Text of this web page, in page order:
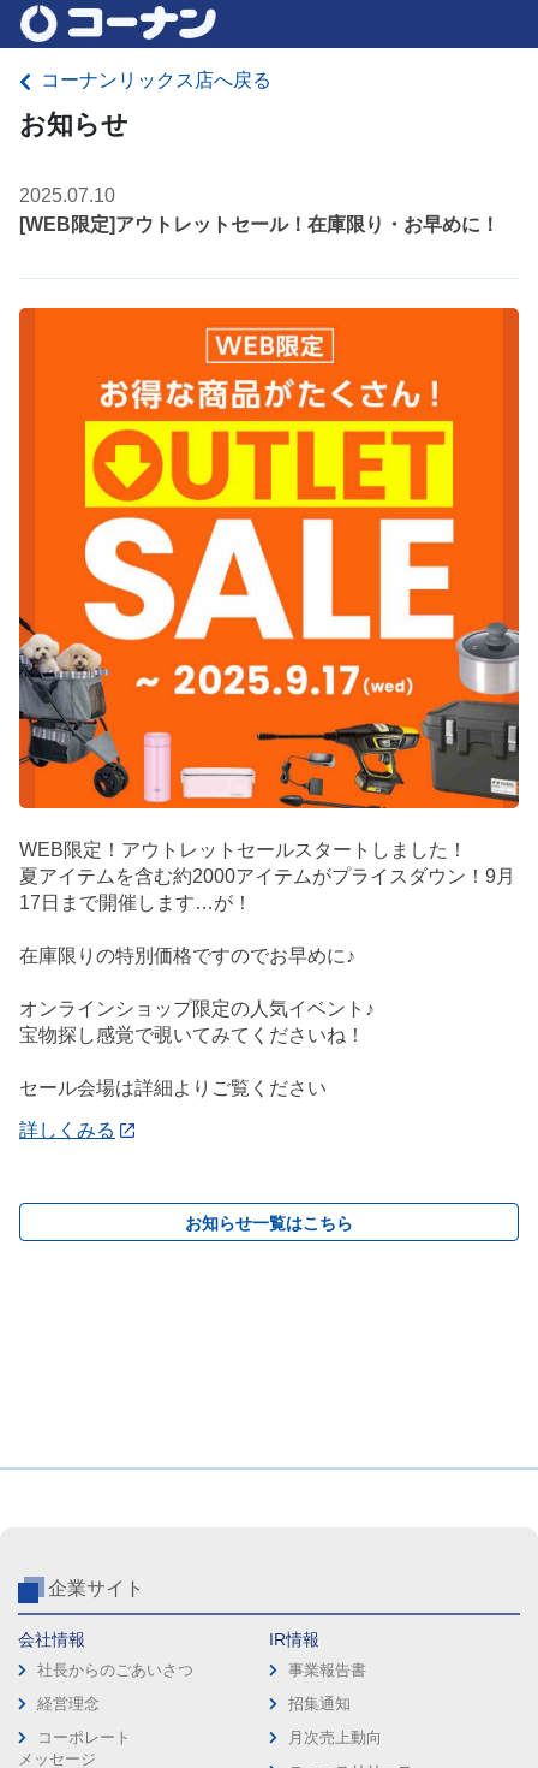
コーナンリックス店へ戻る
お知らせ
2025.07.10
[WEB限定]アウトレットセール！在庫限り・お早めに！
WEB限定！アウトレットセールスタートしました！
夏アイテムを含む約2000アイテムがプライスダウン！9月
17日まで開催します…が！
在庫限りの特別価格ですのでお早めに♪
オンラインショップ限定の人気イベント♪
宝物探し感覚で覗いてみてくださいね！
セール会場は詳細よりご覧ください
詳しくみる
お知らせ一覧はこちら
企業サイト
会社情報
社長からのごあいさつ
経営理念
コーポレート
メッセージ
IR情報
事業報告書
招集通知
月次売上動向